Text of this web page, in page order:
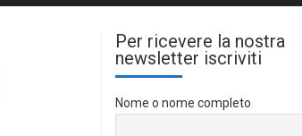
Per ricevere la nostra
newsletter iscriviti
Nome o nome completo